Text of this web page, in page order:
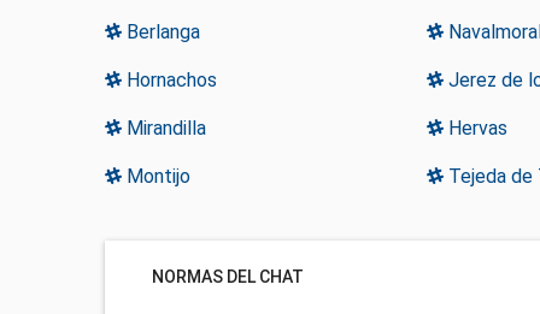
Berlanga
Hornachos Jerez de
Mirandilla Hervas
Montijo Tejeda de
NORMAS DEL CHAT